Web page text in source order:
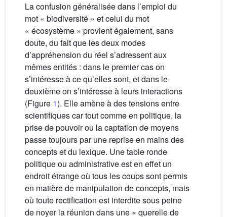
La confusion généralisée dans l’emploi du
mot « biodiversité » et celui du mot
« écosystème » provient également, sans
doute, du fait que les deux modes
d’appréhension du réel s’adressent aux
mêmes entités : dans le premier cas on
s’intéresse à ce qu’elles sont, et dans le
deuxième on s’intéresse à leurs interactions
(Figure 1). Elle amène à des tensions entre
scientifiques car tout comme en politique, la
prise de pouvoir ou la captation de moyens
passe toujours par une reprise en mains des
concepts et du lexique. Une table ronde
politique ou administrative est en effet un
endroit étrange où tous les coups sont permis
en matière de manipulation de concepts, mais
où toute rectification est interdite sous peine
de noyer la réunion dans une « querelle de